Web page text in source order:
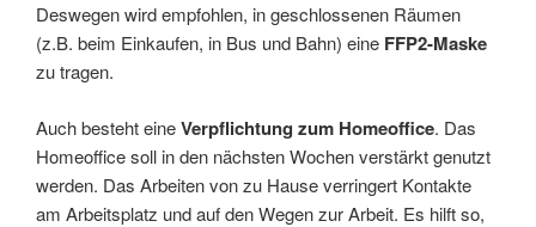
Deswegen wird empfohlen, in geschlossenen Räumen
(z.B. beim Einkaufen, in Bus und Bahn) eine FFP2-Maske
zu tragen.
Auch besteht eineVerpflichtung zum Homeoffice. Das
Homeoffice soll in den nächsten Wochen verstärkt genutzt
werden. Das Arbeiten von zu Hause verringert Kontakte
am Arbeitsplatz und auf den Wegen zur Arbeit. Es hilft so,